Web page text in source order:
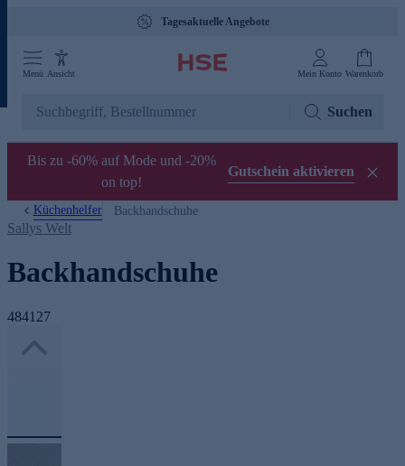
Tagesaktuelle Angebote
Menü Ansicht Mein Konto Warenkorb
Suchen
Bis zu -60% auf Mode und -20%
on top!
Gutschein aktivieren
Küchenhelfer Backhandschuhe
Sallys Welt
Backhandschuhe
484127